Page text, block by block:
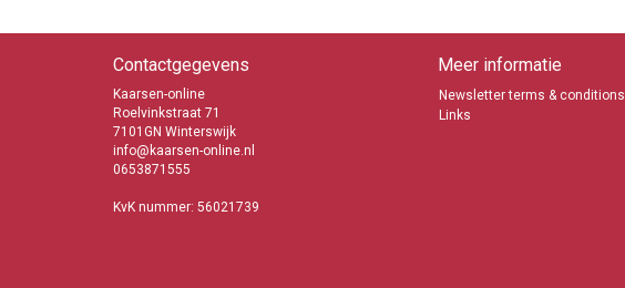
Contactgegevens
Kaarsen-online
Roelvinkstraat 71
7101GN Winterswijk
info@kaarsen-online.nl
0653871555
KvK nummer: 56021739
Meer informatie
Newsletter terms & conditions
Links